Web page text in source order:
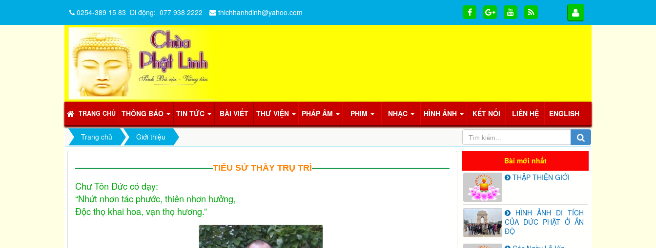
TRANG CHỦ THÔNG BÁO TIN TỨC BÀI VIẾT THƯ VIỆN PHÁP ÂM PHIM NHẠC HÌNH ẢNH KẾT NỐI LIÊN HỆ ENGLISH
0254-389 15 83 Di động: 077 938 2222 thichhanhdinh@yahoo.com
Trang chủ Giới thiệu
TIỂU SỬ THẦY TRỤ TRÌ
Chư Tôn Đức có dạy:
“Nhứt nhơn tác phước, thiên nhơn hưởng,
Độc thọ khai hoa, vạn thọ hương.”
Bài mới nhất
THẬP THIỆN GIỚI
HÌNH ẢNH DI TÍCH
CỦA ĐỨC PHẬT Ở ẤN
ĐỘ